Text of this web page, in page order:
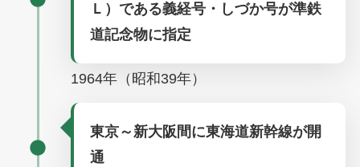
Ｌ）である義経号・しづか号が準鉄
道記念物に指定
1964年（昭和39年）
東京～新大阪間に東海道新幹線が開
通